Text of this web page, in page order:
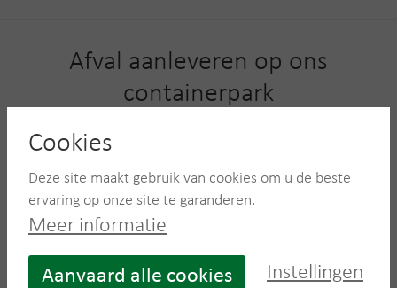
Afval aanleveren op ons
containerpark
Beschikt u zelf over de middelen om uw afval aan te
Centers.
Cookies
Deze site maakt gebruik van cookies om u de beste
ervaring op onze site te garanderen.
Meer informatie
Aanvaard alle cookies Instellingen